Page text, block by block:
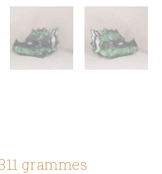
grammes